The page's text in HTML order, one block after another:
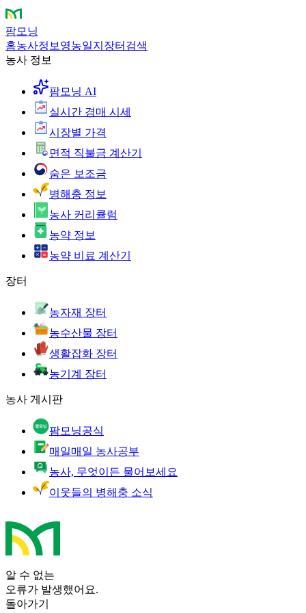
팜모닝
홈농사정보 영농일지 장터 검색
농사 정보
팜모닝 AI
실시간 경매 시세
시장별 가격
면적 직불금 계산기
숨은 보조금
병해충 정보
농사 커리큘럼
농약 정보
농약 비료 계산기
장터
농자재 장터
농수산물 장터
생활잡화 장터
농기계 장터
농사 게시판
팜모닝공식
매일매일 농사공부
농사, 무엇이든 물어보세요
이웃들의 병해충 소식
알 수 없는
오류가 발생했어요.
돌아가기